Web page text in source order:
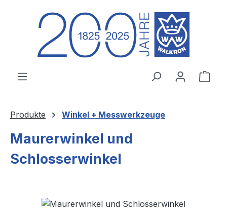
Zum Hauptinhalt springen
Produkte Winkel + Messwerkzeuge
Maurerwinkel und
Schlosserwinkel
Bildergalerie überspringen